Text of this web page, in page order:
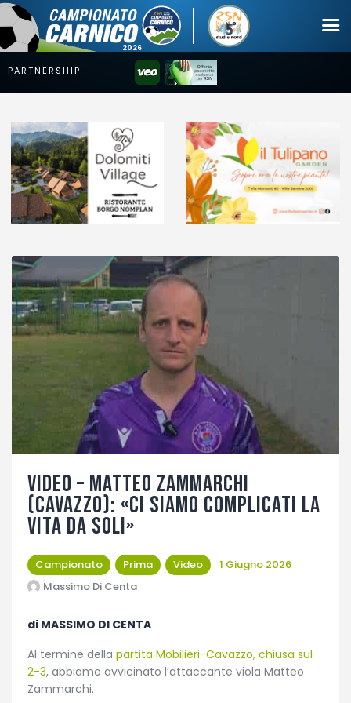
Coppa
Squadre
Calendari
News
Mercato
Erreà Cup
Giovanile
Video
Fotogallery
VIDEO – Matteo Zammarchi
(Cavazzo): «Ci siamo complicati la
vita da soli»
Campionato Prima Video
1 Giugno 2026
Massimo Di Centa
di MASSIMO DI CENTA
Al termine della partita Mobilieri-Cavazzo, chiusa sul
2-3, abbiamo avvicinato l’attaccante viola Matteo
Zammarchi.